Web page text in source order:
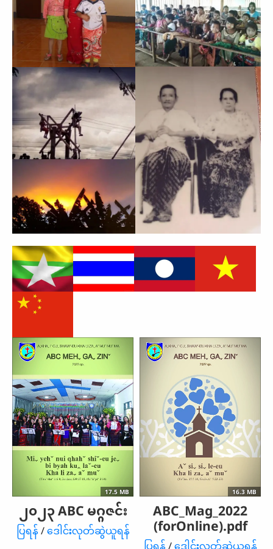
17.5 MB
၂၀၂၃ ABC မဂ္ဂဇင်း
ပြရန်/ဒေါင်းလုတ်ဆွဲယူရန်
16.3 MB
ABC_Mag_2022
(forOnline).pdf
ပြရန်/ဒေါင်းလုတ်ဆွဲယူရန်